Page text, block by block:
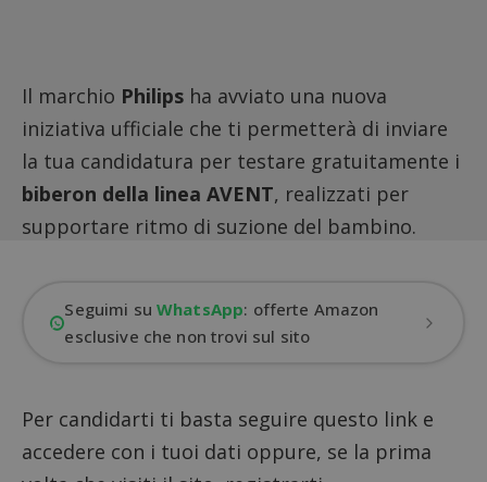
Il marchio Philips ha avviato una nuova
iniziativa ufficiale che ti permetterà di inviare
la tua candidatura per testare gratuitamente i
biberon della linea AVENT, realizzati per
supportare ritmo di suzione del bambino.
Seguimi suWhatsApp: offerte Amazon
esclusive che non trovi sul sito
Per candidarti ti basta seguire questo link e
accedere con i tuoi dati oppure, se la prima